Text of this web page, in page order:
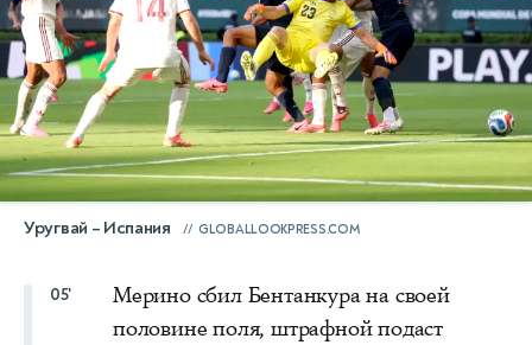
Уругвай – Испания GLOBALLOOKPRESS.COM
05'
Мерино сбил Бентанкура на своей
половине поля, штрафной подаст